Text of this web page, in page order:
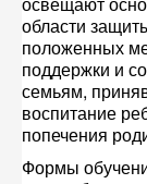
области
положенных
поддержки и
семьям,
воспитание
попечения
Формы